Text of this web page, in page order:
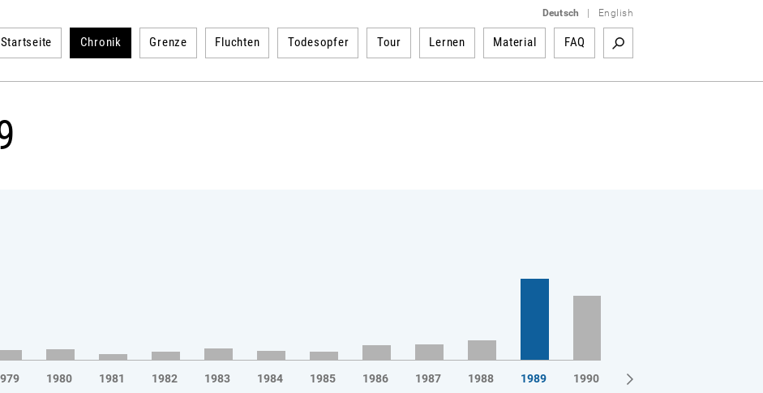
Deutsch English
Startseite Chronik Grenze Fluchten Todesopfer Tour Lernen Material FAQ
1980 1981 1982 1983 1984 1985 1986 1987 1988 1989 1990